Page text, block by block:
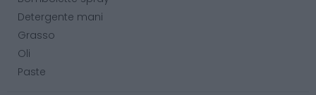
Detergente mani
Grasso
Oli
Paste